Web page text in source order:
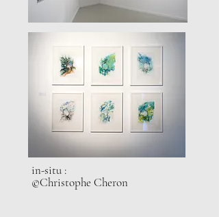
in-situ :
©Christophe Cheron